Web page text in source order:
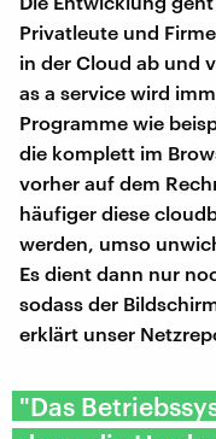
Privatleute und
in der Cloud ab und
as a service wird
Programme wie
die komplett im
vorher auf dem
häufiger diese
werden, umso
Es dient dann nur
sodass der
erklärt unser
"Das